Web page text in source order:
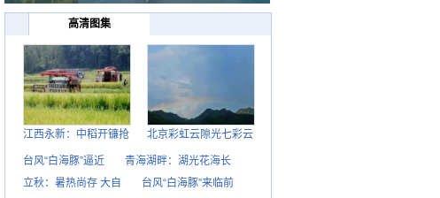
高清图集
江西永新：中稻开镰抢 北京彩虹云隙光七彩云
台风“白海豚”逼近
青海湖畔：湖光花海长
立秋：暑热尚存 大自
台风“白海豚”来临前